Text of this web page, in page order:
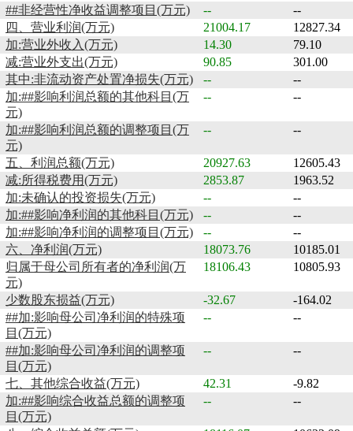
##非经营性净收益调整项目(万元)
--
--
四、营业利润(万元)
21004.17
12827.34
加:营业外收入(万元)
14.30
79.10
减:营业外支出(万元)
90.85
301.00
其中:非流动资产处置净损失(万元)
--
--
加:##影响利润总额的其他科目(万
元)
-- --
加:##影响利润总额的调整项目(万
元)
-- --
五、利润总额(万元) 20927.63
12605.43
减:所得税费用(万元)
2853.87
1963.52
加:未确认的投资损失(万元)
--
--
加:##影响净利润的其他科目(万元)
--
--
加:##影响净利润的调整项目(万元)
--
--
六、净利润(万元)
18073.76
10185.01
归属于母公司所有者的净利润(万
元)
18106.43 10805.93
少数股东损益(万元) -32.67
-164.02
##加:影响母公司净利润的特殊项
目(万元)
-- --
##加:影响母公司净利润的调整项
目(万元)
-- --
七、其他综合收益(万元) 42.31
-9.82
加:##影响综合收益总额的调整项
目(万元)
-- --